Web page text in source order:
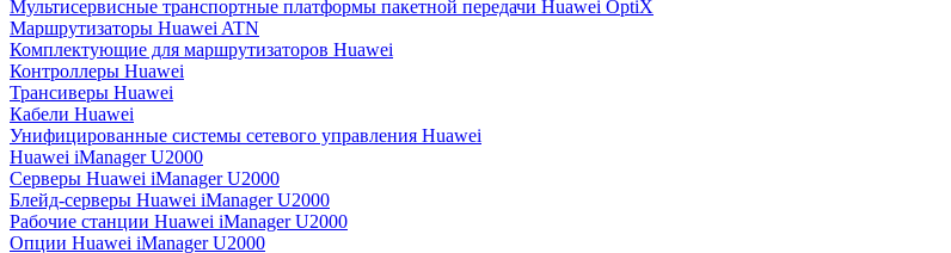
Мультисервисные транспортные платформы пакетной передачи Huawei OptiX
Маршрутизаторы Huawei ATN
Комплектующие для маршрутизаторов Huawei
Контроллеры Huawei
Трансиверы Huawei
Кабели Huawei
Унифицированные системы сетевого управления Huawei
Huawei iManager U2000
Серверы Huawei iManager U2000
Блейд-серверы Huawei iManager U2000
Рабочие станции Huawei iManager U2000
Опции Huawei iManager U2000